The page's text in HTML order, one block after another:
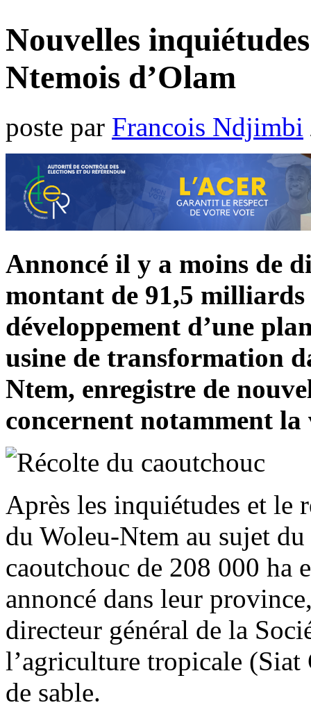
Nouvelles
Ntemois d’Olam
poste par Francois Ndjimbi
Annoncé il y a moins de
montant de 91,5
développement d’une
usine de transformation
Ntem, enregistre de
concernent notamment
Après les inquiétudes et le
du Woleu-Ntem au sujet
caoutchouc de 208 000 ha
annoncé dans leur
directeur général de la
l’agriculture tropicale
de sable.